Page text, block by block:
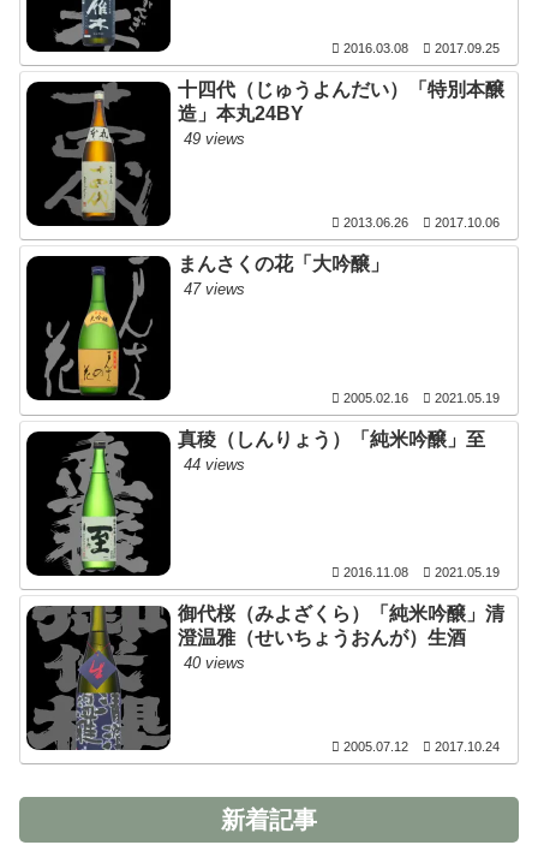
2016.03.08 2017.09.25
十四代（じゅうよんだい）「特別本醸
造」本丸24BY
49 views
2013.06.26 2017.10.06
まんさくの花「大吟醸」
47 views
2005.02.16 2021.05.19
真稜（しんりょう）「純米吟醸」至
44 views
2016.11.08 2021.05.19
御代桜（みよざくら）「純米吟醸」清
澄温雅（せいちょうおんが）生酒
40 views
2005.07.12 2017.10.24
新着記事